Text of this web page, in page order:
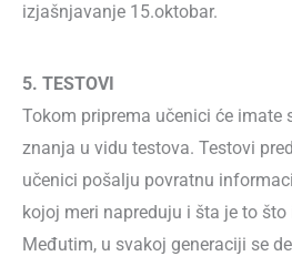
izjašnjavanje 15.oktobar.
5. TESTOVI
Tokom priprema učenici će imate
znanja u vidu testova. Testovi
učenici pošalju povratnu
kojoj meri napreduju i šta je to
Međutim, u svakoj generaciji se